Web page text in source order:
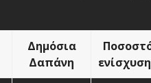
Δημόσια
Δαπάνη